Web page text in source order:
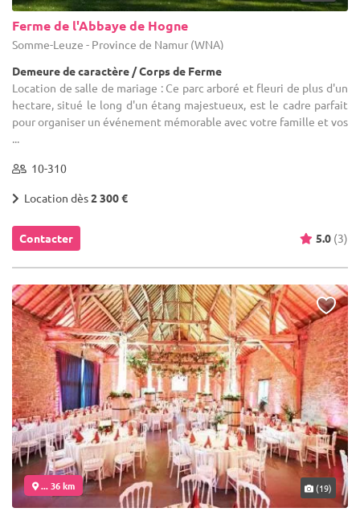
Ferme de l'Abbaye de Hogne
Somme-Leuze - Province de Namur (WNA)
Demeure de caractère / Corps de Ferme
Location de salle de mariage : Ce parc arboré et fleuri de plus d'un
hectare, situé le long d'un étang majestueux, est le cadre parfait
pour organiser un événement mémorable avec votre famille et vos
...
10-310
Location dès2 300 €
Contacter 5.0 (3)
... 36 km (19)